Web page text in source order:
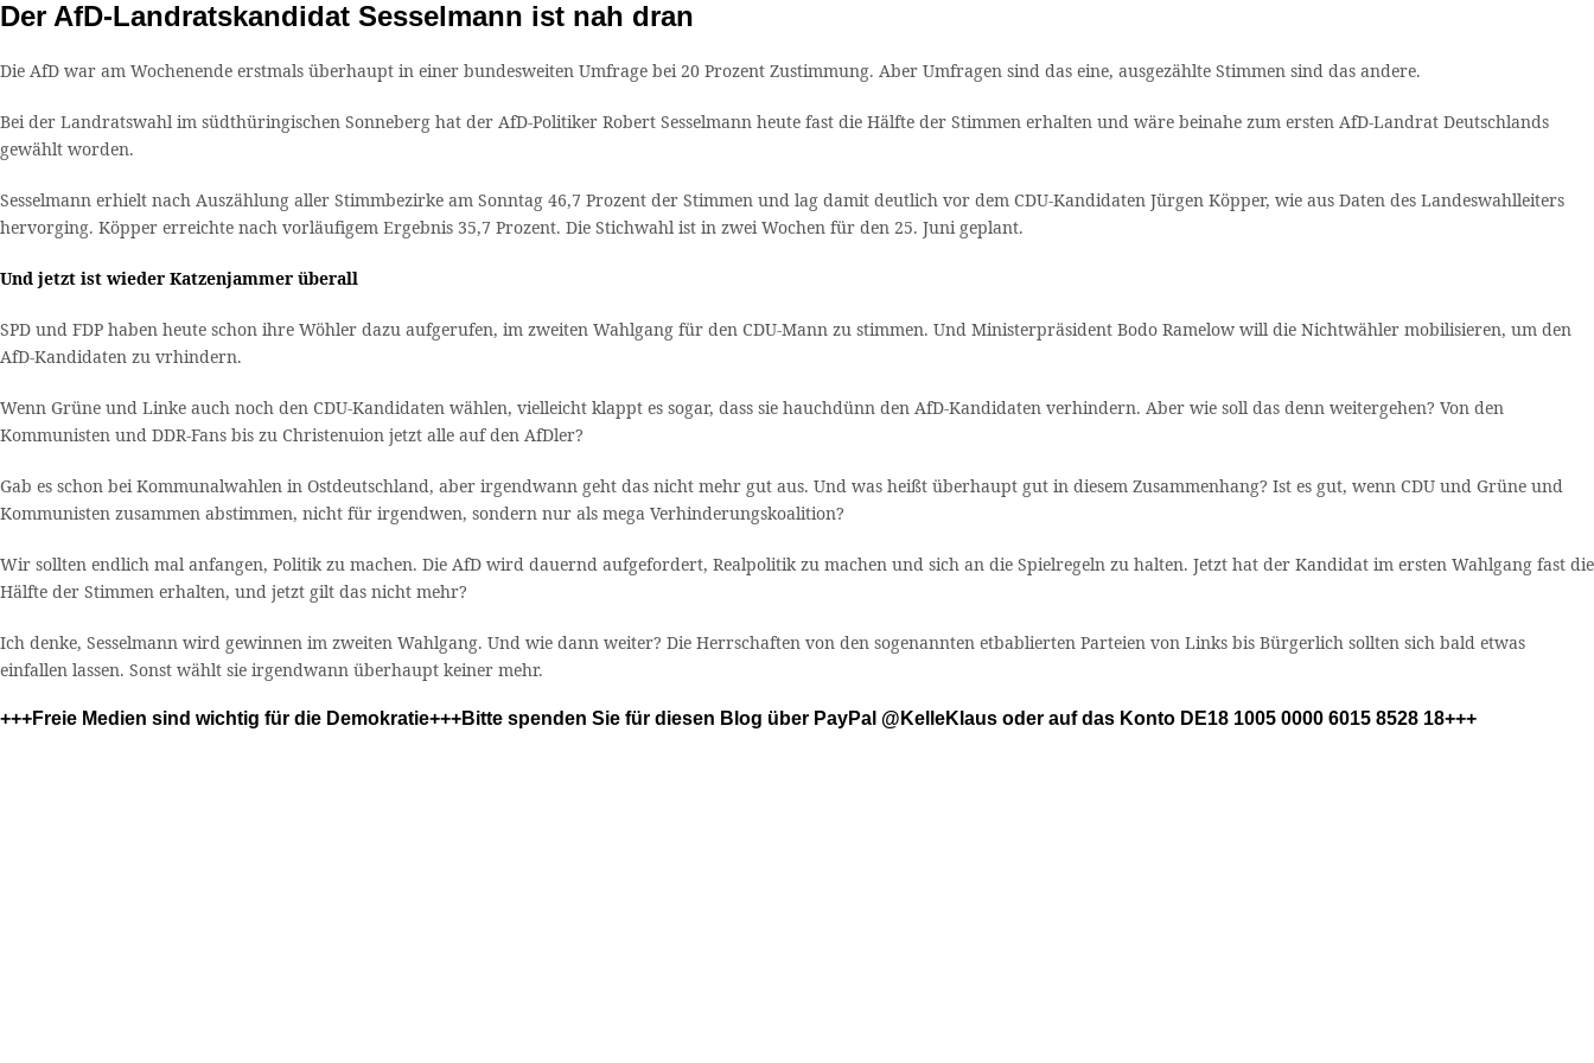
Der AfD-Landratskandidat Sesselmann ist nah dran
Die AfD war am Wochenende erstmals überhaupt in einer bundesweiten Umfrage bei 20 Prozent Zustimmung. Aber Umfragen sind das eine, ausgezählte Stimmen sind das andere.
Bei der Landratswahl im südthüringischen Sonneberg hat der AfD-Politiker Robert Sesselmann heute fast die Hälfte der Stimmen erhalten und wäre beinahe zum ersten AfD-Landrat Deutschlands
gewählt worden.
Sesselmann erhielt nach Auszählung aller Stimmbezirke am Sonntag 46,7 Prozent der Stimmen und lag damit deutlich vor dem CDU-Kandidaten Jürgen Köpper, wie aus Daten des Landeswahlleiters
hervorging. Köpper erreichte nach vorläufigem Ergebnis 35,7 Prozent. Die Stichwahl ist in zwei Wochen für den 25. Juni geplant.
Und jetzt ist wieder Katzenjammer überall
SPD und FDP haben heute schon ihre Wöhler dazu aufgerufen, im zweiten Wahlgang für den CDU-Mann zu stimmen. Und Ministerpräsident Bodo Ramelow will die Nichtwähler mobilisieren, um den
AfD-Kandidaten zu vrhindern.
Wenn Grüne und Linke auch noch den CDU-Kandidaten wählen, vielleicht klappt es sogar, dass sie hauchdünn den AfD-Kandidaten verhindern. Aber wie soll das denn weitergehen? Von den
Kommunisten und DDR-Fans bis zu Christenuion jetzt alle auf den AfDler?
Gab es schon bei Kommunalwahlen in Ostdeutschland, aber irgendwann geht das nicht mehr gut aus. Und was heißt überhaupt gut in diesem Zusammenhang? Ist es gut, wenn CDU und Grüne und
Kommunisten zusammen abstimmen, nicht für irgendwen, sondern nur als mega Verhinderungskoalition?
Wir sollten endlich mal anfangen, Politik zu machen. Die AfD wird dauernd aufgefordert, Realpolitik zu machen und sich an die Spielregeln zu halten. Jetzt hat der Kandidat im ersten Wahlgang fast die
Hälfte der Stimmen erhalten, und jetzt gilt das nicht mehr?
Ich denke, Sesselmann wird gewinnen im zweiten Wahlgang. Und wie dann weiter? Die Herrschaften von den sogenannten etbablierten Parteien von Links bis Bürgerlich sollten sich bald etwas
einfallen lassen. Sonst wählt sie irgendwann überhaupt keiner mehr.
+++Freie Medien sind wichtig für die Demokratie+++Bitte spenden Sie für diesen Blog über PayPal @KelleKlaus oder auf das Konto DE18 1005 0000 6015 8528 18+++